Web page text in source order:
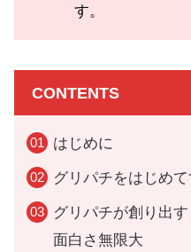
す。
CONTENTS
はじめに
グリパチをはじめ
グリパチが創り出
面白さ無限大